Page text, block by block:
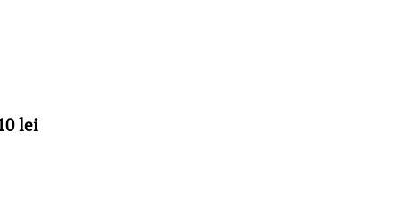
lei